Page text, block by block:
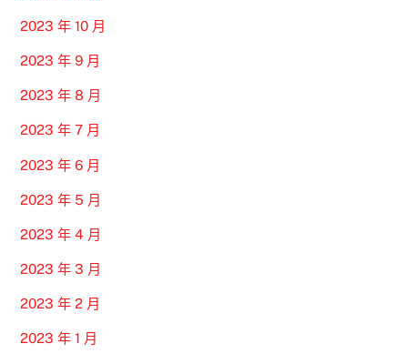
2023 年 10 月
2023 年 9 月
2023 年 8 月
2023 年 7 月
2023 年 6 月
2023 年 5 月
2023 年 4 月
2023 年 3 月
2023 年 2 月
2023 年 1 月